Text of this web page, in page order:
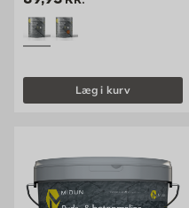
Læg i kurv